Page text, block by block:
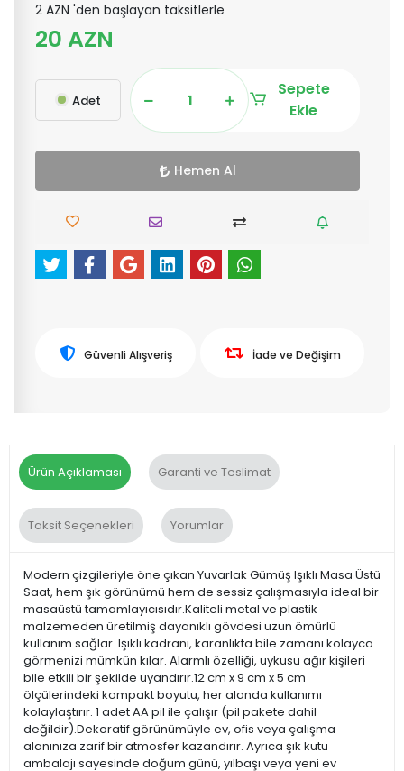
2 AZN 'den başlayan taksitlerle
20 AZN
Adet
Sepete
Ekle
Hemen Al
Güvenli Alışveriş İade ve Değişim
Ürün Açıklaması Garanti ve Teslimat
Taksit Seçenekleri Yorumlar
Modern çizgileriyle öne çıkan Yuvarlak Gümüş Işıklı Masa Üstü
Saat, hem şık görünümü hem de sessiz çalışmasıyla ideal bir
masaüstü tamamlayıcısıdır.Kaliteli metal ve plastik
malzemeden üretilmiş dayanıklı gövdesi uzun ömürlü
kullanım sağlar. Işıklı kadranı, karanlıkta bile zamanı kolayca
görmenizi mümkün kılar. Alarmlı özelliği, uykusu ağır kişileri
bile etkili bir şekilde uyandırır.12 cm x 9 cm x 5 cm
ölçülerindeki kompakt boyutu, her alanda kullanımı
kolaylaştırır. 1 adet AA pil ile çalışır (pil pakete dahil
değildir).Dekoratif görünümüyle ev, ofis veya çalışma
alanınıza zarif bir atmosfer kazandırır. Ayrıca şık kutu
ambalajı sayesinde doğum günü, yılbaşı veya yeni ev